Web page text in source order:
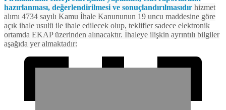
hazırlanması, değerlendirilmesi ve sonuçlandırılmasıdır hizmet
alımı 4734 sayılı Kamu İhale Kanununun 19 uncu maddesine göre
açık ihale usulü ile ihale edilecek olup, teklifler sadece elektronik
ortamda EKAP üzerinden alınacaktır. İhaleye ilişkin ayrıntılı bilgiler
aşağıda yer almaktadır: